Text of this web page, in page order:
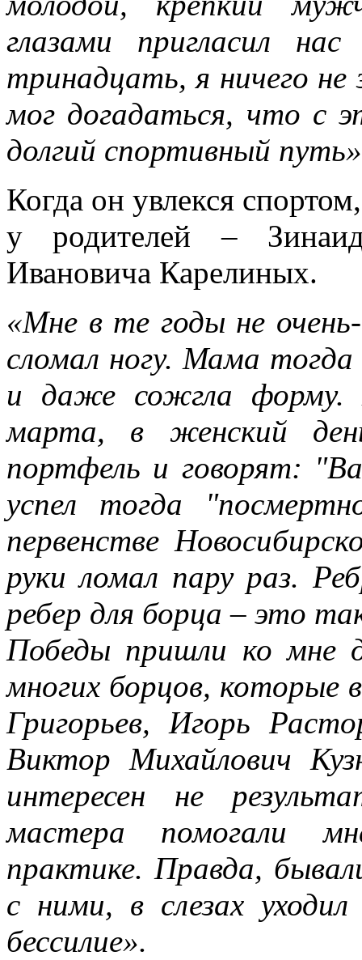
глазами пригласил
тринадцать, я ничего не
мог догадаться, что с
долгий спортивный
Когда он увлекся
у родителей –
Ивановича Карелиных.
«Мне в те годы не
сломал ногу. Мама
и даже сожгла форму.
марта, в женский
портфель и говорят:
успел тогда
первенстве
руки ломал пару раз.
ребер для борца – это
Победы пришли ко мне
многих борцов, которые
Григорьев, Игорь
Виктор Михайлович
интересен не
мастера помогали
практике. Правда,
с ними, в слезах
бессилие».